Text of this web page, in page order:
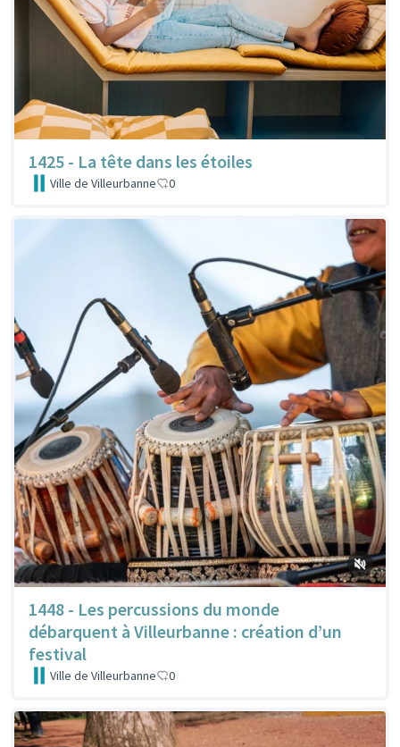
1425 - La tête dans les étoiles
Ville de Villeurbanne 0
1448 - Les percussions du monde
débarquent à Villeurbanne : création d’un
festival
Ville de Villeurbanne 0